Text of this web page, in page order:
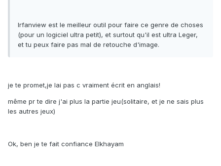
Irfanview est le meilleur outil pour faire ce genre de choses
(pour un logiciel ultra petit), et surtout qu'il est ultra Leger,
et tu peux faire pas mal de retouche d'image.
je te promet,je lai pas c vraiment écrit en anglais!
même pr te dire j'ai plus la partie jeu(solitaire, et je ne sais plus
les autres jeux)
Ok, ben je te fait confiance Elkhayam